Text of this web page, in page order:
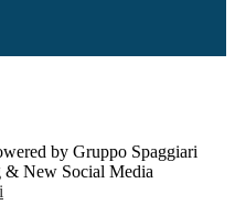
by Gruppo Spaggiari
& New Social Media